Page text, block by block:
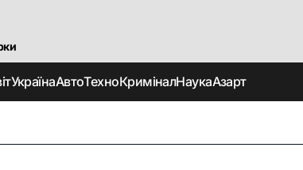
УкраїнаАвтоТехноКриміналНаукаАзарт